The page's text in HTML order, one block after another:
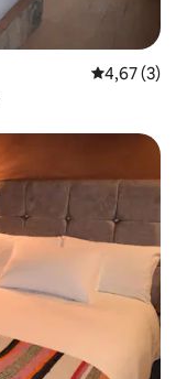
Évaluation
4,67 (3)